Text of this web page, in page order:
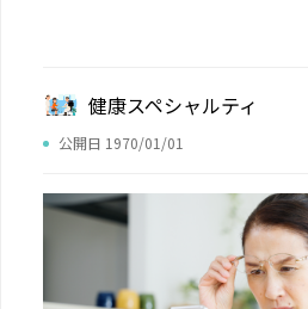
健康スペシャルティ
公開日 1970/01/01